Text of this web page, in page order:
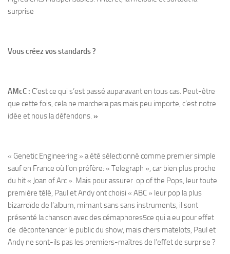
surprise
Vous créez vos standards ?
AMcC : C’est ce qui s’est passé auparavant en tous cas. Peut-être
que cette fois, cela ne marchera pas mais peu importe, c’est notre
idée et nous la défendons. »
« Genetic Engineering » a été sélectionné comme premier simple
sauf en France où l’on préfère: « Telegraph », car bien plus proche
du hit « Joan of Arc ». Mais pour assurer op of the Pops, leur toute
première télé, Paul et Andy ont choisi « ABC » leur pop la plus
bizarroïde de l’album, mimant sans sans instruments, il sont
présenté la chanson avec des cémaphores5ce qui a eu pour effet
de décontenancer le public du show, mais chers matelots, Paul et
Andy ne sont-ils pas les premiers-maîtres de l’effet de surprise ?